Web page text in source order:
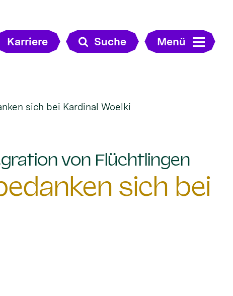
Karriere Suche Menü
sich bei Kardinal Woelki
von Flüchtlingen
sich bei